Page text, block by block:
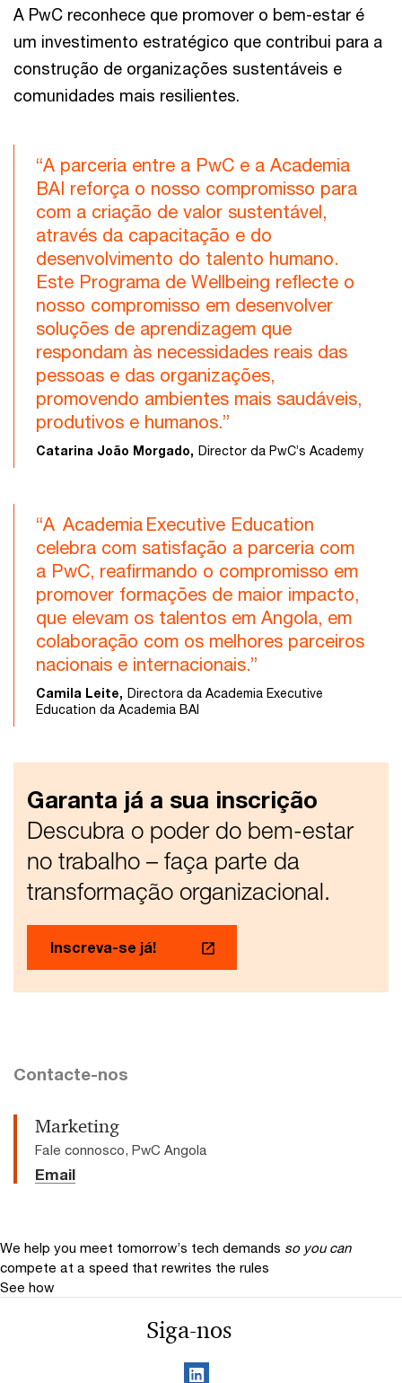
A PwC reconhece que promover o bem-estar é
um investimento estratégico que contribui para a
construção de organizações sustentáveis e
comunidades mais resilientes.
“A parceria entre a PwC e a Academia
BAI reforça o nosso compromisso para
com a criação de valor sustentável,
através da capacitação e do
desenvolvimento do talento humano.
Este Programa de Wellbeing reflecte o
nosso compromisso em desenvolver
soluções de aprendizagem que
respondam às necessidades reais das
pessoas e das organizações,
promovendo ambientes mais saudáveis,
produtivos e humanos.”
Catarina João Morgado, Director da PwC’s Academy
“A Academia Executive Education
celebra com satisfação a parceria com
a PwC, reafirmando o compromisso em
promover formações de maior impacto,
que elevam os talentos em Angola, em
colaboração com os melhores parceiros
nacionais e internacionais.”
Camila Leite, Directora da Academia Executive
Education da Academia BAI
Garanta já a sua inscrição
Descubra o poder do bem-estar
no trabalho – faça parte da
transformação organizacional.
Inscreva-se já!
Contacte-nos
Marketing
Fale connosco, PwC Angola
Email
We help you meet tomorrow’s tech demands so you can
compete at a speed that rewrites the rules
See how
Siga-nos